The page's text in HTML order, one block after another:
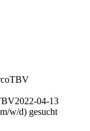
2022-04-13
w/d) gesucht